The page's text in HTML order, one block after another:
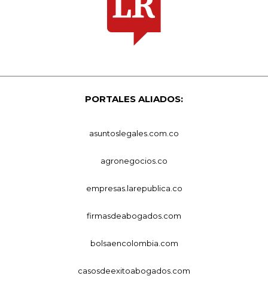
PORTALES ALIADOS:
asuntoslegales.com.co
agronegocios.co
empresas.larepublica.co
firmasdeabogados.com
bolsaencolombia.com
casosdeexitoabogados.com